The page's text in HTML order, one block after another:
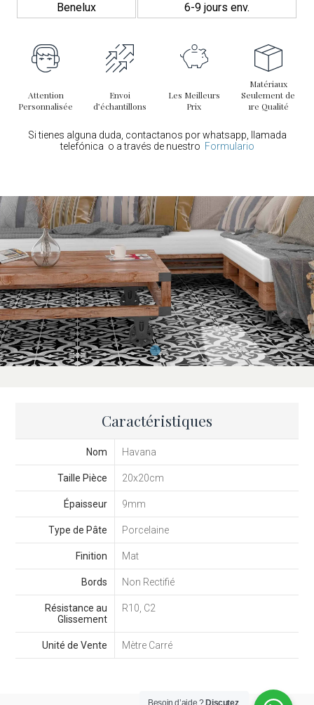
Benelux
6-9 jours env.
Attention
Personnalisée
Envoi
d’échantillons
Les Meilleurs
Prix
Matériaux
Seulement de
1re Qualité
Si tienes alguna duda, contactanos por whatsapp, llamada
telefónica o a través de nuestro Formulario
Caractéristiques
Nom Havana
Taille Pièce 20x20cm
Épaisseur 9mm
Type de Pâte Porcelaine
Finition Mat
Bords Non Rectifié
Résistance au
Glissement
R10, C2
Unité de Vente Mètre Carré
Besoin d’aide ? Discutez